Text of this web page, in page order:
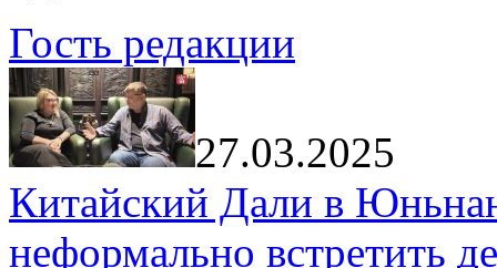
Гость редакции
27.03.2025
Китайский Дали в
неформально встретить